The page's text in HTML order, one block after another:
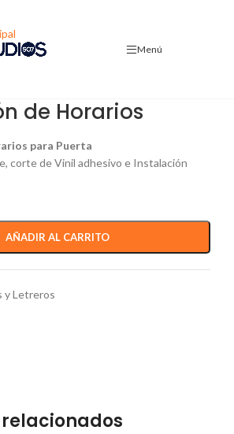
Menú
de Horarios
para Puerta
corte de Vinil adhesivo e Instalación
AÑADIR AL CARRITO
y Letreros